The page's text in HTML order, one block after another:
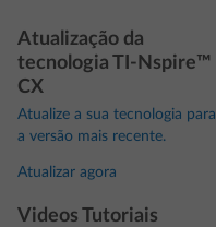
Atualização da
tecnologia TI-Nspire™
CX
Atualize a sua tecnologia para
a versão mais recente.
Atualizar agora
Videos Tutoriais